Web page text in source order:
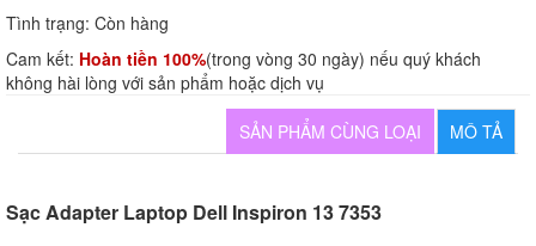
Tình trạng: Còn hàng
Cam kết: Hoàn tiền 100%(trong vòng 30 ngày) nếu quý khách
không hài lòng với sản phẩm hoặc dịch vụ
MÔ TẢ
SẢN PHẨM CÙNG LOẠI
Sạc Adapter Laptop Dell Inspiron 13 7353